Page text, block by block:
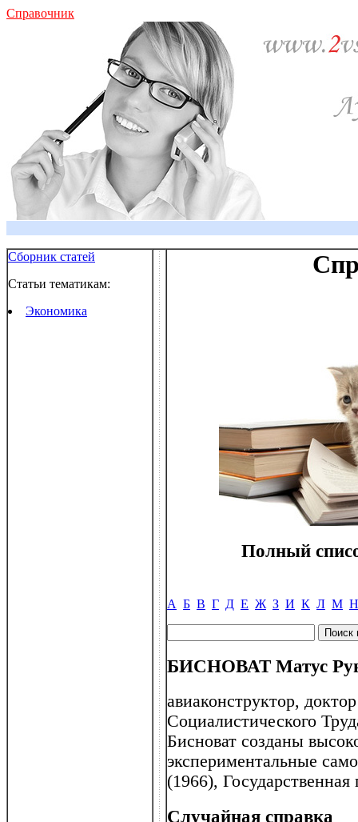
Справочник
Сборник статей
Статьи тематикам:
Экономика
Полный
А Б В Г Д Е Ж З И К Л М Н
БИСНОВАТ Матус
авиаконструктор,
Социалистического
Бисноват созданы
экспериментальные
(1966),
Случайная справка